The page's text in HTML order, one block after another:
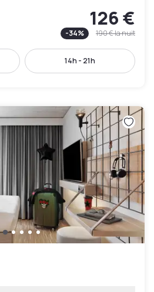
126 €
-34% 190 €la nuit
14h - 21h